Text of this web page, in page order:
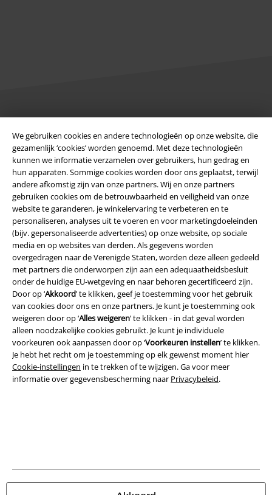
We gebruiken cookies en andere technologieën op onze website, die
gezamenlijk ‘cookies’ worden genoemd. Met deze technologieën
kunnen we informatie verzamelen over gebruikers, hun gedrag en
hun apparaten. Sommige cookies worden door ons geplaatst, terwijl
andere afkomstig zijn van onze partners. Wij en onze partners
gebruiken cookies om de betrouwbaarheid en veiligheid van onze
website te garanderen, je winkelervaring te verbeteren en te
personaliseren, analyses uit te voeren en voor marketingdoeleinden
(bijv. gepersonaliseerde advertenties) op onze website, op sociale
media en op websites van derden. Als gegevens worden
overgedragen naar de Verenigde Staten, worden deze alleen gedeeld
met partners die onderworpen zijn aan een adequaatheidsbesluit
onder de huidige EU-wetgeving en naar behoren gecertificeerd zijn.
Door op ‘Akkoord’ te klikken, geef je toestemming voor het gebruik
van cookies door ons en onze partners. Je kunt je toestemming ook
weigeren door op ‘Alles weigeren’ te klikken - in dat geval worden
alleen noodzakelijke cookies gebruikt. Je kunt je individuele
voorkeuren ook aanpassen door op ‘Voorkeuren instellen’ te klikken.
Je hebt het recht om je toestemming op elk gewenst moment hier
Cookie-instellingen in te trekken of te wijzigen. Ga voor meer
informatie over gegevensbescherming naar Privacybeleid.
Algemene Voorwaarden
Bedrijfsgegevens
Privacyverklaring
Verklaring van conformiteit
Informatie over toegankelijkheid
Cookie-instellingen
Annuleer bestelling
Alle prijzen incl.wettelijke BTW
© 1986-2026 Large Popmerchandising BV
EMP France